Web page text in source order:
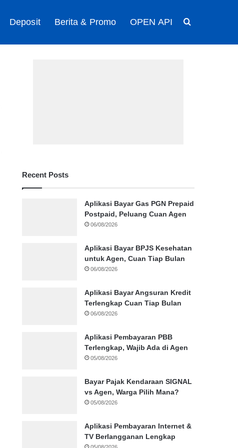
Deposit Berita & Promo OPEN API
Recent Posts
Aplikasi Bayar Gas PGN Prepaid
Postpaid, Peluang Cuan Agen
06/08/2026
Aplikasi Bayar BPJS Kesehatan
untuk Agen, Cuan Tiap Bulan
06/08/2026
Aplikasi Bayar Angsuran Kredit
Terlengkap Cuan Tiap Bulan
06/08/2026
Aplikasi Pembayaran PBB
Terlengkap, Wajib Ada di Agen
05/08/2026
Bayar Pajak Kendaraan SIGNAL
vs Agen, Warga Pilih Mana?
05/08/2026
Aplikasi Pembayaran Internet &
TV Berlangganan Lengkap